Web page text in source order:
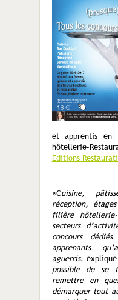
et apprentis en
hôtellerie-
Editions
«Cuisine,
réception,
filière
secteurs
concours
apprenants
aguerris,
possible de se
remettre en
démarquer tout